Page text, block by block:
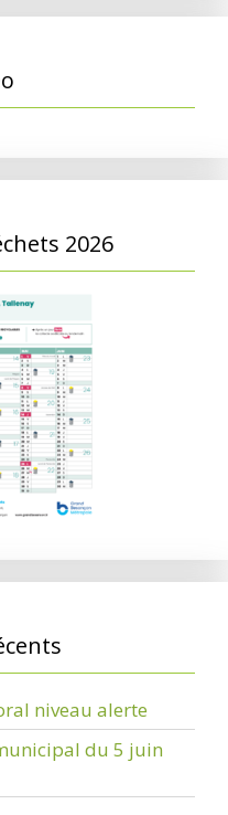
2026
niveau alerte
du 5 juin